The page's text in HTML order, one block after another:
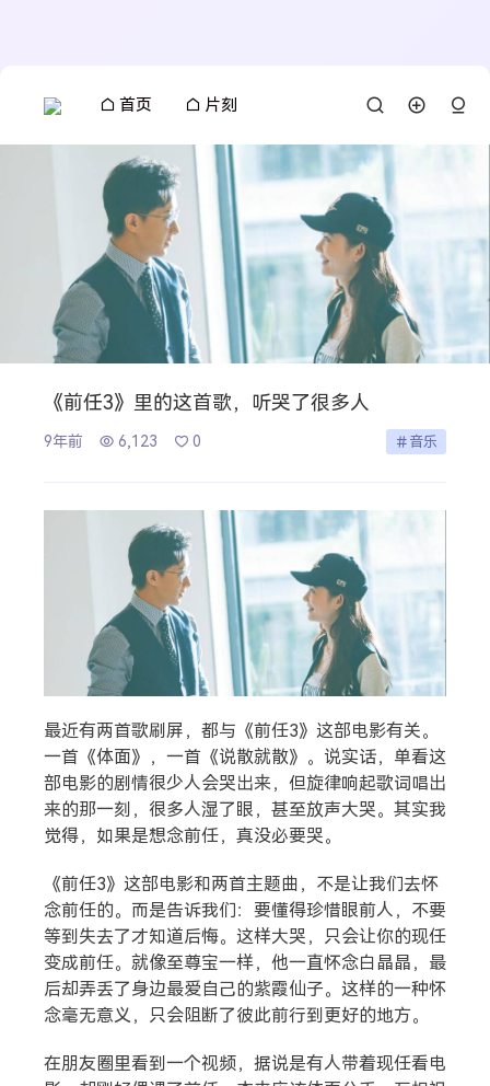
首页 片刻
搜索
热门分类
生活 音乐 微博 故事 杂志
摄影
《前任3》里的这首歌，听哭了很多人
9年前 6,123 0 音乐
最近有两首歌刷屏，都与《前任3》这部电影有关。
一首《体面》，一首《说散就散》。说实话，单看这
部电影的剧情很少人会哭出来，但旋律响起歌词唱出
来的那一刻，很多人湿了眼，甚至放声大哭。其实我
觉得，如果是想念前任，真没必要哭。
《前任3》这部电影和两首主题曲，不是让我们去怀
念前任的。而是告诉我们：要懂得珍惜眼前人，不要
等到失去了才知道后悔。这样大哭，只会让你的现任
变成前任。就像至尊宝一样，他一直怀念白晶晶，最
后却弄丢了身边最爱自己的紫霞仙子。这样的一种怀
念毫无意义，只会阻断了彼此前行到更好的地方。
在朋友圈里看到一个视频，据说是有人带着现任看电